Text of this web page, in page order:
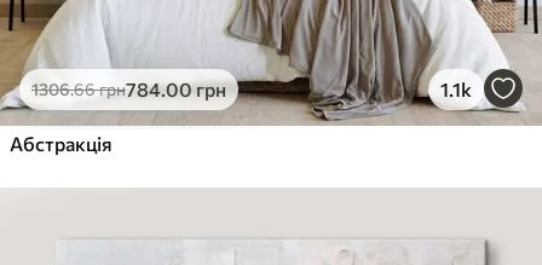
1306.66грн784.00грн 1.1k
Абстракція